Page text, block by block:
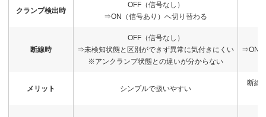
クランプ検出時
OFF（信号なし）
⇒ON（信号あり）へ切り替わる
断線時
OFF（信号なし）
⇒未検知状態と区別ができず異常に気付きにくい
※アンクランプ状態との違いが分からない
⇒ONか
メリット シンプルで扱いやすい
断線